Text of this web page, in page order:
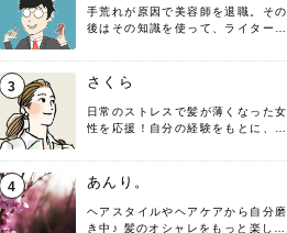
手荒れが原因で美容師を退職。その
後はその知識を使って、ライターと
髪の知識をわかりやすく紹介しま
す！
3 さくら
日常のストレスで髪が薄くなった女
性を応援！自分の経験をもとに、執
4 あんり。
ヘアスタイルやヘアケアから自分磨
き中♪ 髪のオシャレをもっと楽しめ